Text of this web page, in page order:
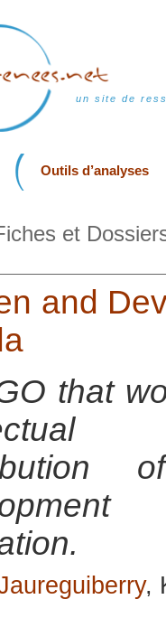
un site de
Outils d’analyses
et
and
that
,